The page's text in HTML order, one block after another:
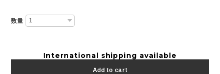
数量
International shipping available
Add to cart